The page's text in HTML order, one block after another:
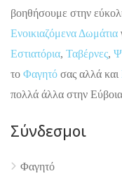
βοηθήσουμε στην
Ενοικιαζόμενα Δωμάτια
Εστιατόρια, Ταβέρνες,
το Φαγητό σας αλλά και
πολλά άλλα στην
Σύνδεσμοι
Φαγητό